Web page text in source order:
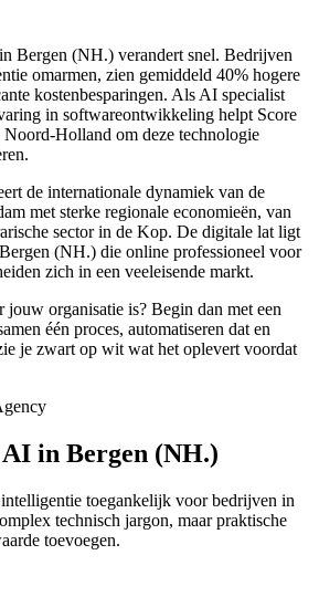
Bergen (NH.) verandert snel. Bedrijven
omarmen, zien gemiddeld 40% hogere
kostenbesparingen. Als AI specialist
in softwareontwikkeling helpt Score
Holland om deze technologie
de internationale dynamiek van de
met sterke regionale economieën, van
sector in de Kop. De digitale lat ligt
(NH.) die online professioneel voor
zich in een veeleisende markt.
organisatie is? Begin dan met een
één proces, automatiseren dat en
je zwart op wit wat het oplevert voordat
in Bergen (NH.)
toegankelijk voor bedrijven in
technisch jargon, maar praktische
toevoegen.